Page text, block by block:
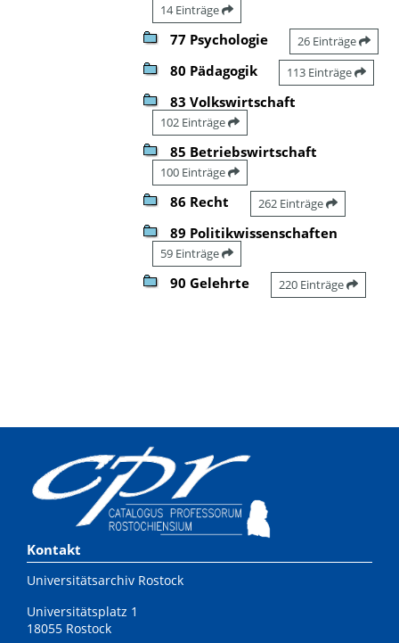
14 Einträge
77 Psychologie 26 Einträge
80 Pädagogik 113 Einträge
83 Volkswirtschaft
102 Einträge
85 Betriebswirtschaft
100 Einträge
86 Recht 262 Einträge
89 Politikwissenschaften
59 Einträge
90 Gelehrte 220 Einträge
Kontakt
Universitätsarchiv Rostock
Universitätsplatz 1
18055 Rostock